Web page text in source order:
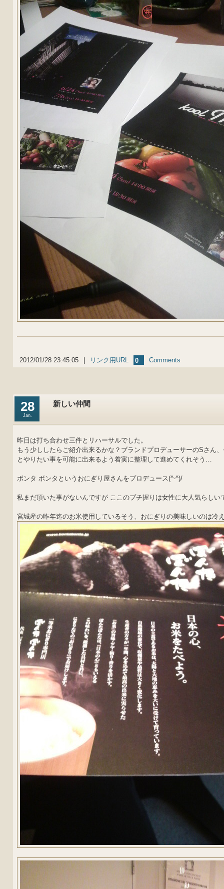
2012/01/28 23:45:05 リンク用URL 0 Comments
28
Jan.
新しい仲間
昨日は打ち合わせ三件とリハーサルでした。
もう少ししたらご紹介出来るかな？ブランドプロデューサーのSさん
とやりたい事を可能に出来るよう着実に整理して進めてくれそう…
ボンタ ボンタというおにぎり屋さんをプロデュース(^-^)/
私まだ頂いた事がないんですが ここのプチ握りは女性に大人気らしい
宮城産の昨年迄のお米使用しているそう、おにぎりの美味しいのは冷